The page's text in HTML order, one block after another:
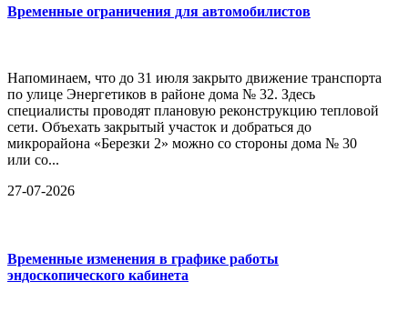
Временные ограничения для автомобилистов
Напоминаем, что до 31 июля закрыто движение транспорта
по улице Энергетиков в районе дома № 32. Здесь
специалисты проводят плановую реконструкцию тепловой
сети. Объехать закрытый участок и добраться до
микрорайона «Березки 2» можно со стороны дома № 30
или со...
27-07-2026
Временные изменения в графике работы
эндоскопического кабинета